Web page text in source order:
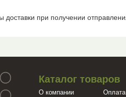
при получении
Каталог товаров
О компании